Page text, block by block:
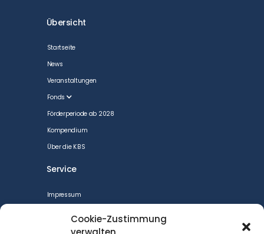
Cookie-Zustimmung
Übersicht
Startseite
News
Veranstaltungen
Fonds
Förderperiode ab 2028
Kompendium
Über die KBS
Service
Impressum
Datenschutzerklärung